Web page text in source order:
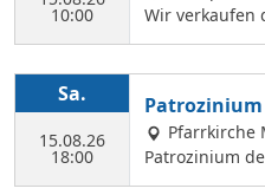
10:00
Wir verkaufen
Sa.
15.08.26
18:00
Pfarrkirche
Patrozinium
hrt in Bittenbrunn Um 18:00 Uhr